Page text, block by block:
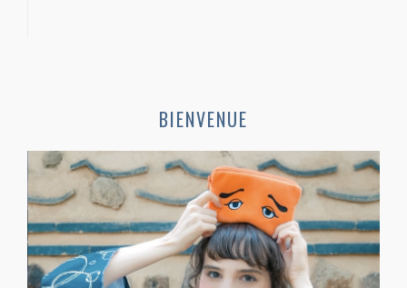
BIENVENUE